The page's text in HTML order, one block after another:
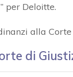
per Deloitte.
alla
di